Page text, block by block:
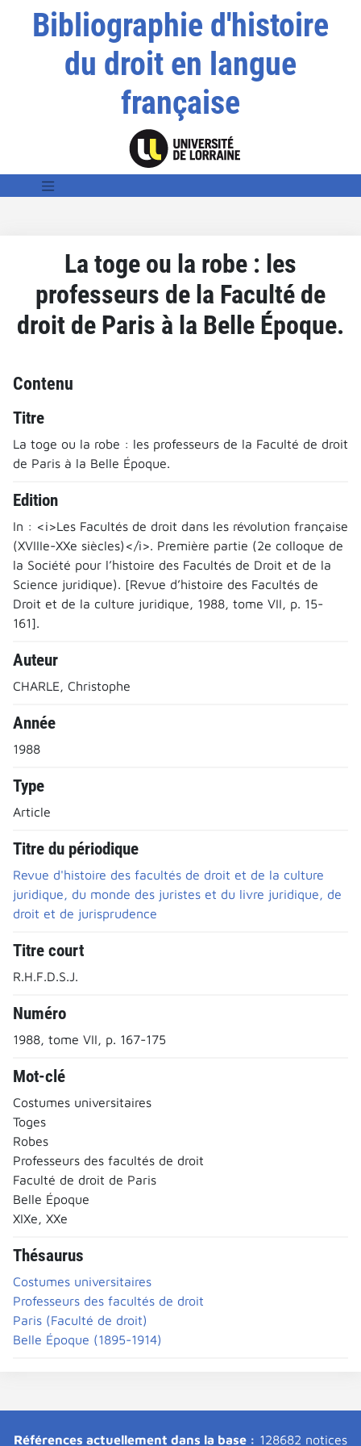
Bibliographie d'histoire
du droit en langue
française
La toge ou la robe : les
professeurs de la Faculté de
droit de Paris à la Belle Époque.
Contenu
Titre
La toge ou la robe : les professeurs de la Faculté de droit
de Paris à la Belle Époque.
Edition
In : <i>Les Facultés de droit dans les révolution française
(XVIIIe-XXe siècles)</i>. Première partie (2e colloque de
la Société pour l’histoire des Facultés de Droit et de la
Science juridique). [Revue d’histoire des Facultés de
Droit et de la culture juridique, 1988, tome VII, p. 15-
161].
Auteur
CHARLE, Christophe
Année
1988
Type
Article
Titre du périodique
Revue d'histoire des facultés de droit et de la culture
juridique, du monde des juristes et du livre juridique, de
droit et de jurisprudence
Titre court
R.H.F.D.S.J.
Numéro
1988, tome VII, p. 167-175
Mot-clé
Costumes universitaires
Toges
Robes
Professeurs des facultés de droit
Faculté de droit de Paris
Belle Époque
XIXe, XXe
Thésaurus
Costumes universitaires
Professeurs des facultés de droit
Paris (Faculté de droit)
Belle Époque (1895-1914)
Références actuellement dans la base : 128682 notices